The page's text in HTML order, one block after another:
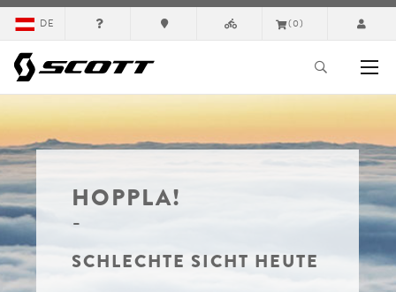
DE (0)
HOPPLA!
SCHLECHTE SICHT HEUTE